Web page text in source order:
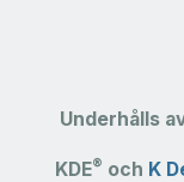
Underhålls
KDE® och K